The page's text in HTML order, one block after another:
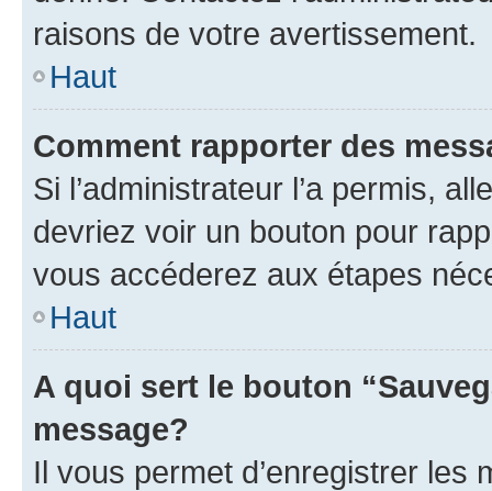
raisons de votre avertissement.
Haut
Comment rapporter des
Si l’administrateur l’a permis,
devriez voir un bouton pour
vous accéderez aux étapes
Haut
A quoi sert le bouton
message?
Il vous permet d’enregistrer